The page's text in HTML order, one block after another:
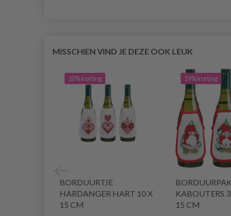
MISSCHIEN VIND JE DEZE OOK LEUK
20% korting
BORDUURTJE
HARDANGER HART 10 X
15 CM
19% korting
KABOUTERS
15 CM